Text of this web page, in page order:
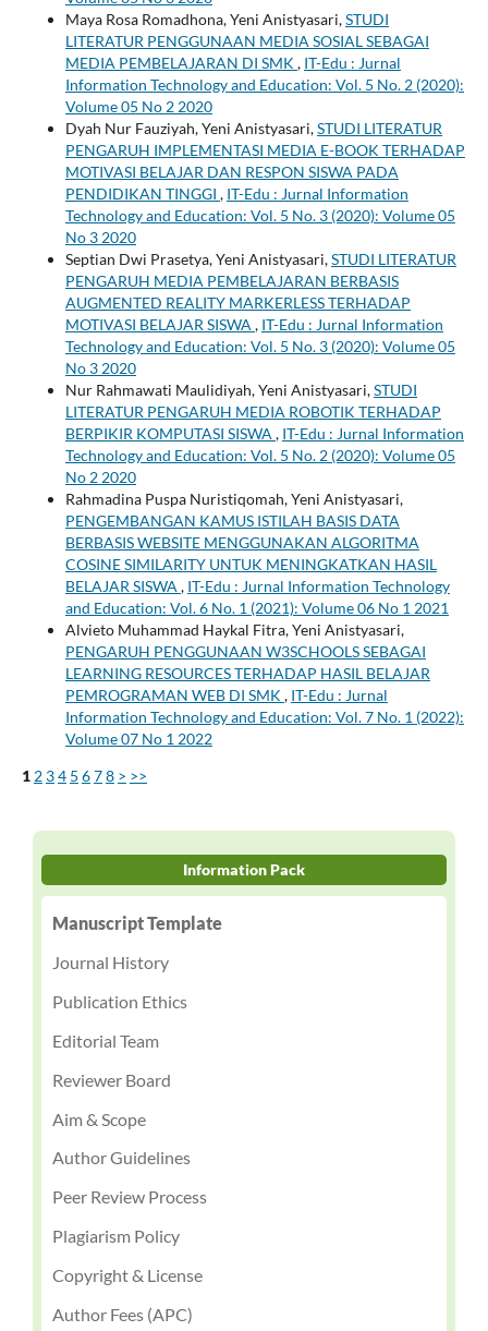
Maya Rosa Romadhona, Yeni Anistyasari,STUDI
LITERATUR PENGGUNAAN MEDIA SOSIAL SEBAGAI
MEDIA PEMBELAJARAN DI SMK , IT-Edu : Jurnal
Information Technology and Education: Vol. 5 No. 2 (2020):
Volume 05 No 2 2020
Dyah Nur Fauziyah, Yeni Anistyasari,STUDI LITERATUR
PENGARUH IMPLEMENTASI MEDIA E-BOOK TERHADAP
MOTIVASI BELAJAR DAN RESPON SISWA PADA
PENDIDIKAN TINGGI , IT-Edu : Jurnal Information
Technology and Education: Vol. 5 No. 3 (2020): Volume 05
No 3 2020
Septian Dwi Prasetya, Yeni Anistyasari,STUDI LITERATUR
PENGARUH MEDIA PEMBELAJARAN BERBASIS
AUGMENTED REALITY MARKERLESS TERHADAP
MOTIVASI BELAJAR SISWA , IT-Edu : Jurnal Information
Technology and Education: Vol. 5 No. 3 (2020): Volume 05
No 3 2020
Nur Rahmawati Maulidiyah, Yeni Anistyasari,STUDI
LITERATUR PENGARUH MEDIA ROBOTIK TERHADAP
BERPIKIR KOMPUTASI SISWA , IT-Edu : Jurnal Information
Technology and Education: Vol. 5 No. 2 (2020): Volume 05
No 2 2020
Rahmadina Puspa Nuristiqomah, Yeni Anistyasari,
PENGEMBANGAN KAMUS ISTILAH BASIS DATA
BERBASIS WEBSITE MENGGUNAKAN ALGORITMA
COSINE SIMILARITY UNTUK MENINGKATKAN HASIL
BELAJAR SISWA , IT-Edu : Jurnal Information Technology
and Education: Vol. 6 No. 1 (2021): Volume 06 No 1 2021
Alvieto Muhammad Haykal Fitra, Yeni Anistyasari,
PENGARUH PENGGUNAAN W3SCHOOLS SEBAGAI
LEARNING RESOURCES TERHADAP HASIL BELAJAR
PEMROGRAMAN WEB DI SMK , IT-Edu : Jurnal
Information Technology and Education: Vol. 7 No. 1 (2022):
Volume 07 No 1 2022
1 2 34 5 678 > >>
Information Pack
Manuscript Template
Journal History
Publication Ethics
Editorial Team
Reviewer Board
Aim & Scope
Author Guidelines
Peer Review Process
Plagiarism Policy
Copyright & License
Author Fees (APC)